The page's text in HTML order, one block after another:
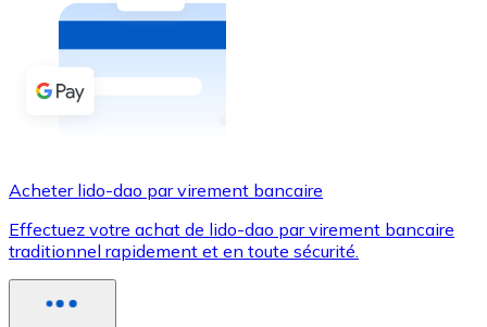
Achetez des cryptomonnaies en espèces et d'autres
Acheter avec espèces
Virement SEPA
Utilisez les cartes Visa et Mastercard pour acheter
Acheter avec carte
Acheter lido-dao par virement bancaire
Effectuez votre achat de lido-dao par virement bancaire
traditionnel rapidement et en toute sécurité.